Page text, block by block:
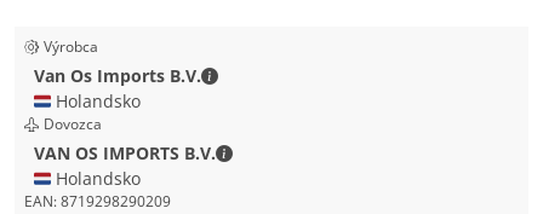
Výrobca
Van Os Imports B.V.
Van Os Imports B.V. - Kontaktné údaje
🇳🇱 Holandsko
Dovozca
VAN OS IMPORTS B.V.
VAN OS IMPORTS B.V. - Kontaktné
🇳🇱 Holandsko
EAN:8719298290209